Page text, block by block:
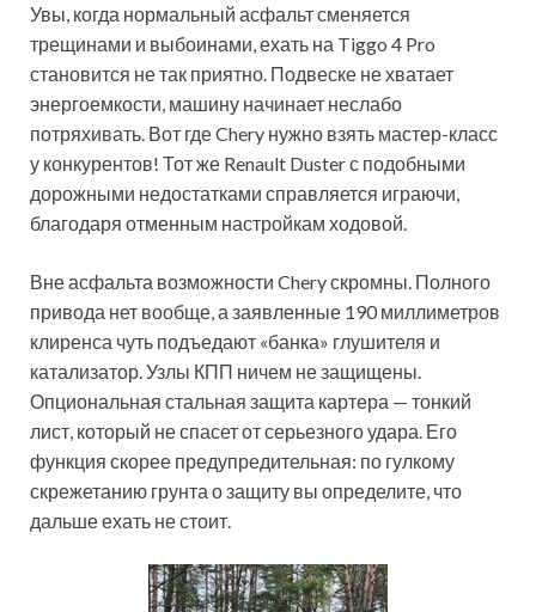
Увы, когда нормальный асфальт сменяется
трещинами и выбоинами, ехать на Tiggo 4 Pro
становится не так приятно. Подвеске не хватает
энергоемкости, машину начинает неслабо
потряхивать. Вот где Chery нужно взять мастер-класс
у конкурентов! Тот же Renault Duster с подобными
дорожными недостатками справляется играючи,
благодаря отменным настройкам ходовой.
Вне асфальта возможности Chery скромны. Полного
привода нет вообще, а заявленные 190 миллиметров
клиренса чуть подъедают «банка» глушителя и
катализатор. Узлы КПП ничем не защищены.
Опциональная стальная защита картера — тонкий
лист, который не спасет от серьезного удара. Его
функция скорее предупредительная: по гулкому
скрежетанию грунта о защиту вы определите, что
дальше ехать не стоит.